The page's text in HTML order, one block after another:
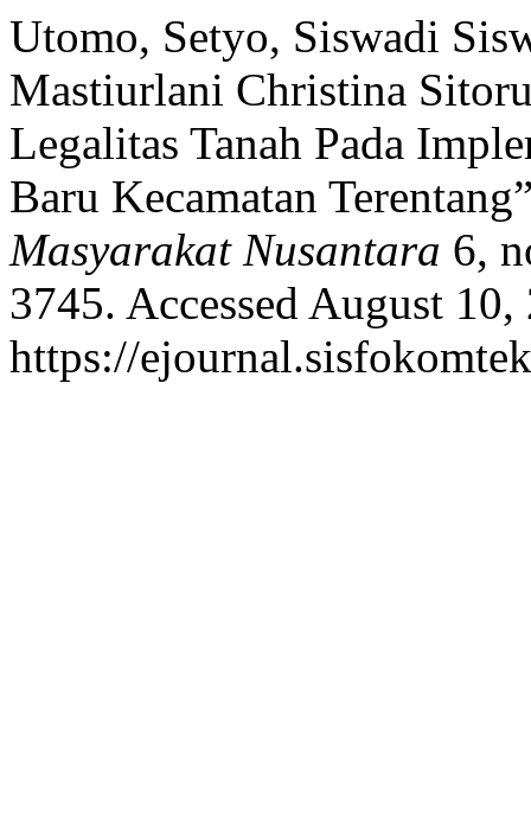
Utomo, Setyo, Siswadi
Mastiurlani Christina
Legalitas Tanah Pada
Baru Kecamatan
Masyarakat Nusantara 6,
3745. Accessed August 10,
https://